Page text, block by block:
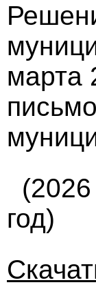
марта
(2026
год)